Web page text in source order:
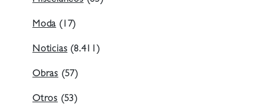
Moda (17)
Noticias (8.411)
Obras (57)
Otros (53)